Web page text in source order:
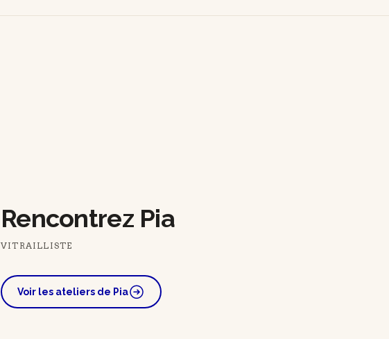
Rencontrez Pia
VITRAILLISTE
Voir les ateliers de Pia